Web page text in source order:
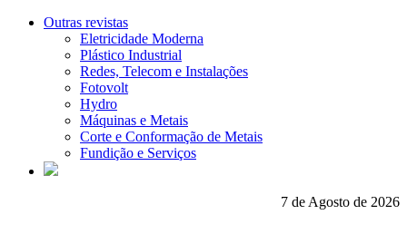
Outras revistas
Eletricidade Moderna
Plástico Industrial
Redes, Telecom e Instalações
Fotovolt
Hydro
Máquinas e Metais
Corte e Conformação de Metais
Fundição e Serviços
7 de Agosto de 2026